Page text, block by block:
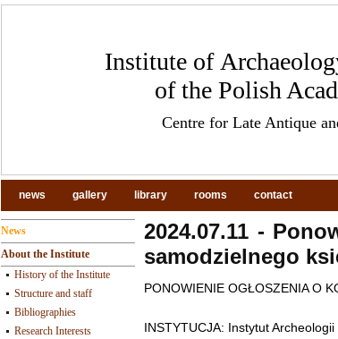
2024.07.11 -
samodzielnego
PONOWIENIE OGŁOSZENIA O
INSTYTUCJA: Instytut Archeologii
News
About the Institute
History of the Institute
Structure and staff
Bibliographies
Research Interests
Institute of
of the Polish
Centre for Late Antique
news gallery library rooms contact